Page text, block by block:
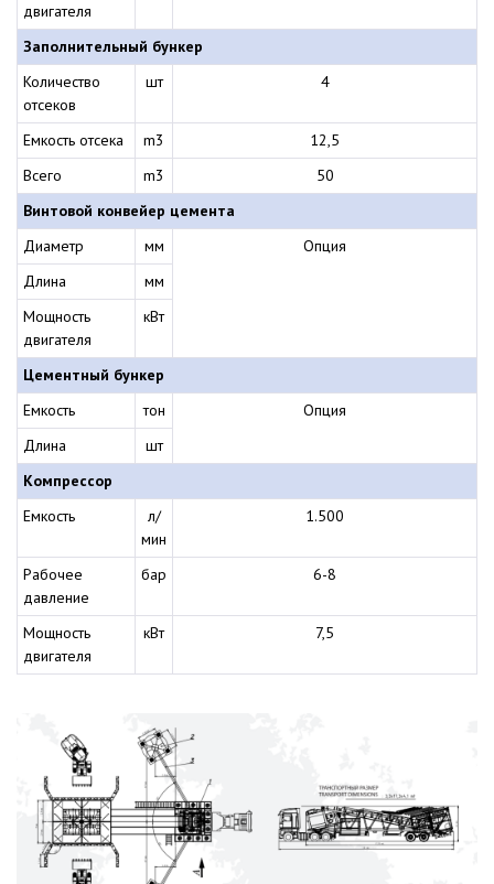
двигателя
Заполнительный бункер
Количество
отсеков
шт 4
Емкость отсека m3
12,5
Всего
m3
50
Винтовой конвейер цемента
Диаметр
мм
Опция
Длина
мм
Мощность
двигателя
кВт
Цементный бункер
Емкость
тон
Опция
Длина
шт
Компрессор
Емкость
л/
мин
1.500
Рабочее
давление
бар 6-8
Мощность
двигателя
кВт 7,5